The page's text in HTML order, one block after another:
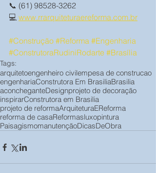
📞 (61) 98528-3262
💻 www.rrarquiteturaereforma.com.br
#Construção #Reforma #Engenharia
#ConstrutoraRudiniRodarte #Brasília
Tags:
arquitetoengenheiro civilempesa de construcao
engenhariaConstrutora Em BrasiliaBrasilia
aconcheganteDesignprojeto de decoração
inspirarConstrutora em Brasilia
projeto de reformaArquiteturaEReforma
reforma de casaReformasluxopintura
PaisagismomanutençãoDicasDeObra